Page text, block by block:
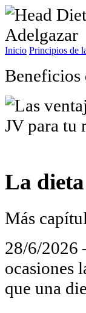
Inicio Principios de
Beneficios
La
Más
28/6/2026
ocasiones
que una